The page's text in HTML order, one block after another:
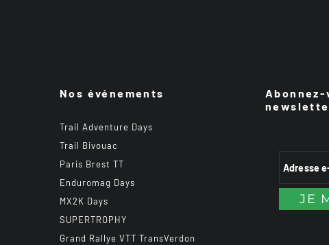
Nos événements
Trail Adventure Days
Trail Bivouac
Paris Brest TT
Enduromag Days
MX2K Days
SUPERTROPHY
Grand Rallye VTT TransVerdon